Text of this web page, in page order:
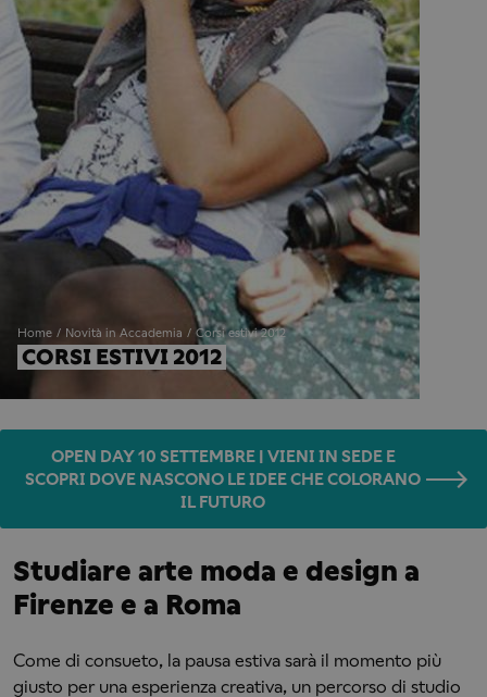
Home Novità in Accademia Corsi estivi 2012
CORSI ESTIVI 2012
OPEN DAY 10 SETTEMBRE | VIENI IN SEDE E
SCOPRI DOVE NASCONO LE IDEE CHE COLORANO
IL FUTURO
Studiare arte moda e design a
Firenze e a Roma
Come di consueto, la pausa estiva sarà il momento più
giusto per una esperienza creativa, un percorso di studio